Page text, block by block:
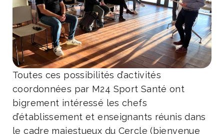
Toutes ces possibilités d’activités
coordonnées par M24 Sport Santé ont
bigrement intéressé les chefs
d’établissement et enseignants réunis dans
le cadre majestueux du Cercle (bienvenue